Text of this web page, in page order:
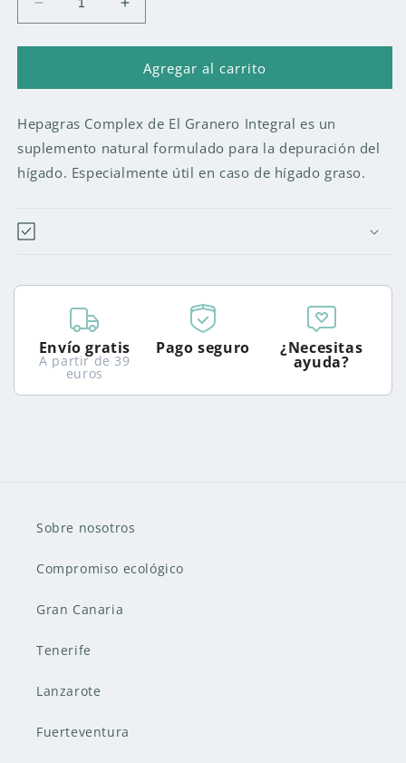
Reducir
cantidad
para
COMPLEX
-
75
CAPSULAS
Aumentar
cantidad
para
HEPAGRAS
COMPLEX
-
75
CAPSULAS
Agregar al carrito
Hepagras Complex de El Granero Integral es un
suplemento natural formulado para la depuración del
hígado. Especialmente útil en caso de hígado graso.
Envío gratis
A partir de 39
euros
Pago seguro ¿Necesitas
ayuda?
Sobre nosotros
Compromiso ecológico
Gran Canaria
Tenerife
Lanzarote
Fuerteventura